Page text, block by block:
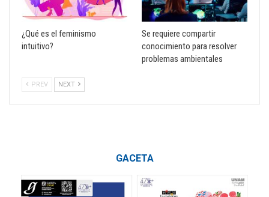
¿Qué es el feminismo
intuitivo?
Se requiere compartir
conocimiento para resolver
problemas ambientales
PREV NEXT
GACETA